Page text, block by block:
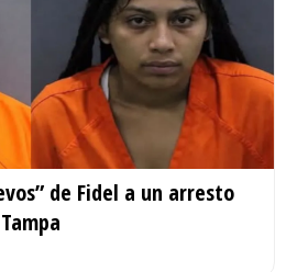
de Fidel a un arresto